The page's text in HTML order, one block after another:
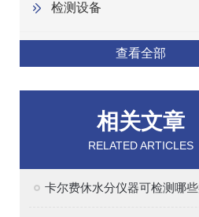
检测设备
查看全部
相关文章
RELATED ARTICLES